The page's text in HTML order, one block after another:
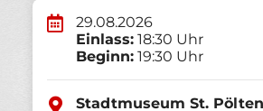
29.08.2026
Einlass: 18:30 Uhr
Beginn: 19:30 Uhr
Stadtmuseum St. Pölten